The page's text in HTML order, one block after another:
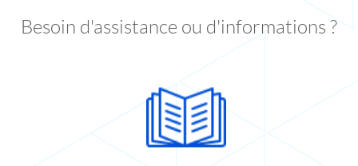
Besoin d'assistance ou d'informations ?